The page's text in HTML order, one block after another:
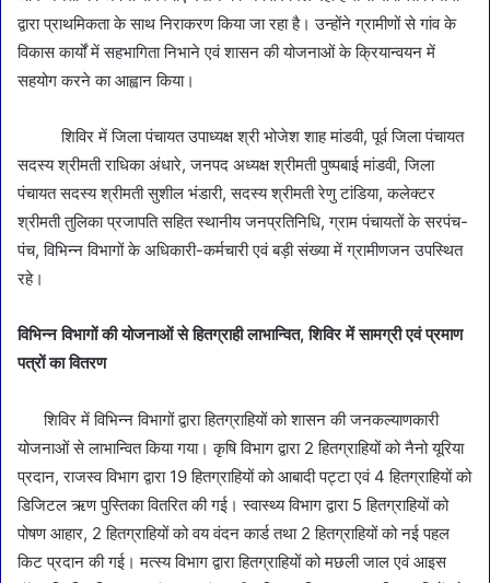
द्वारा प्राथमिकता के साथ निराकरण किया जा रहा है। उन्होंने ग्रामीणों से गांव के
विकास कार्यों में सहभागिता निभाने एवं शासन की योजनाओं के क्रियान्वयन में
सहयोग करने का आह्वान किया।
शिविर में जिला पंचायत उपाध्यक्ष श्री भोजेश शाह मांडवी, पूर्व जिला पंचायत
सदस्य श्रीमती राधिका अंधारे, जनपद अध्यक्ष श्रीमती पुष्पबाई मांडवी, जिला
पंचायत सदस्य श्रीमती सुशील भंडारी, सदस्य श्रीमती रेणु टांडिया, कलेक्टर
श्रीमती तुलिका प्रजापति सहित स्थानीय जनप्रतिनिधि, ग्राम पंचायतों के सरपंच-
पंच, विभिन्न विभागों के अधिकारी-कर्मचारी एवं बड़ी संख्या में ग्रामीणजन उपस्थित
रहे।
विभिन्न विभागों की योजनाओं से हितग्राही लाभान्वित, शिविर में सामग्री एवं प्रमाण
पत्रों का वितरण
शिविर में विभिन्न विभागों द्वारा हितग्राहियों को शासन की जनकल्याणकारी
योजनाओं से लाभान्वित किया गया। कृषि विभाग द्वारा 2 हितग्राहियों को नैनो यूरिया
प्रदान, राजस्व विभाग द्वारा 19 हितग्राहियों को आबादी पट्टा एवं 4 हितग्राहियों को
डिजिटल ऋण पुस्तिका वितरित की गई। स्वास्थ्य विभाग द्वारा 5 हितग्राहियों को
पोषण आहार, 2 हितग्राहियों को वय वंदन कार्ड तथा 2 हितग्राहियों को नई पहल
किट प्रदान की गई। मत्स्य विभाग द्वारा हितग्राहियों को मछली जाल एवं आइस